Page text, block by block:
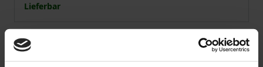
Lieferbar
Preisangaben inkl. MwSt. Abhängig von der Lieferadresse